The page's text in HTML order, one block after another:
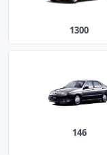
1300
146